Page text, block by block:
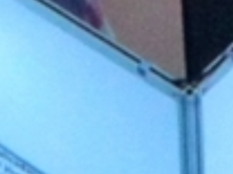
Computer Science